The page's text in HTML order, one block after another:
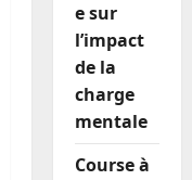
Bon
Très bon
e sur
l’impact
de la
charge
mentale
Course à